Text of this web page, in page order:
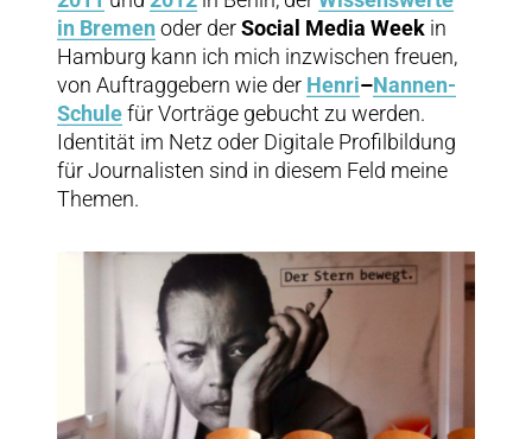
in Bremenoder derSocial Media Week in
Hamburg kann ich mich inzwischen freuen,
von Auftraggebern wie der Henri–Nannen-
Schulefür Vorträge gebucht zu werden.
Identität im Netz oder Digitale Profilbildung
für Journalisten sind in diesem Feld meine
Themen.